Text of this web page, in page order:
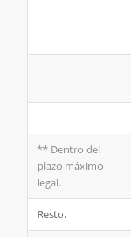
** Dentro del
plazo máximo
legal.
Resto.